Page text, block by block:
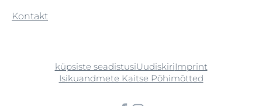
Kontakt
küpsiste seadistusiUudiskiriImprint
Isikuandmete Kaitse Põhimõtted